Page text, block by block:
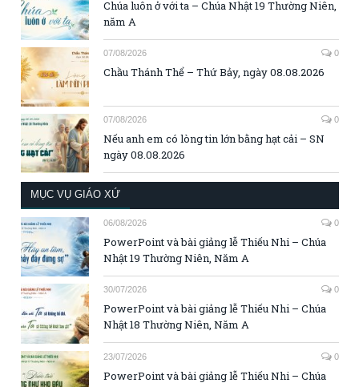
Chúa luôn ở với ta – Chúa Nhật 19 Thường Niên,
năm A
07/08/2026 0
Chầu Thánh Thể – Thứ Bảy, ngày 08.08.2026
07/08/2026 0
Nếu anh em có lòng tin lớn bằng hạt cải – SN
ngày 08.08.2026
MỤC VỤ GIÁO XỨ
06/08/2026 0
PowerPoint và bài giảng lễ Thiếu Nhi – Chúa
Nhật 19 Thường Niên, Năm A
30/07/2026 0
PowerPoint và bài giảng lễ Thiếu Nhi – Chúa
Nhật 18 Thường Niên, Năm A
23/07/2026 0
PowerPoint và bài giảng lễ Thiếu Nhi – Chúa